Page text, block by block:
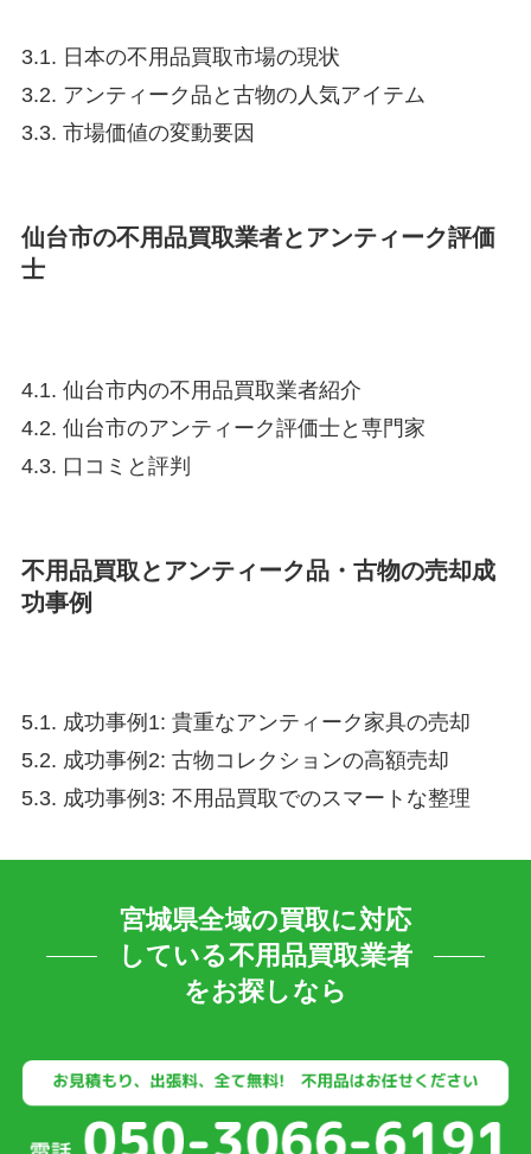
3.1. 日本の不用品買取市場の現状
3.2. アンティーク品と古物の人気アイテム
3.3. 市場価値の変動要因
仙台市の不用品買取業者とアンティーク評価
士
4.1. 仙台市内の不用品買取業者紹介
4.2. 仙台市のアンティーク評価士と専門家
4.3. 口コミと評判
不用品買取とアンティーク品・古物の売却成
功事例
5.1. 成功事例1: 貴重なアンティーク家具の売却
5.2. 成功事例2: 古物コレクションの高額売却
5.3. 成功事例3: 不用品買取でのスマートな整理
宮城県全域の買取に対応
している不用品買取業者
をお探しなら